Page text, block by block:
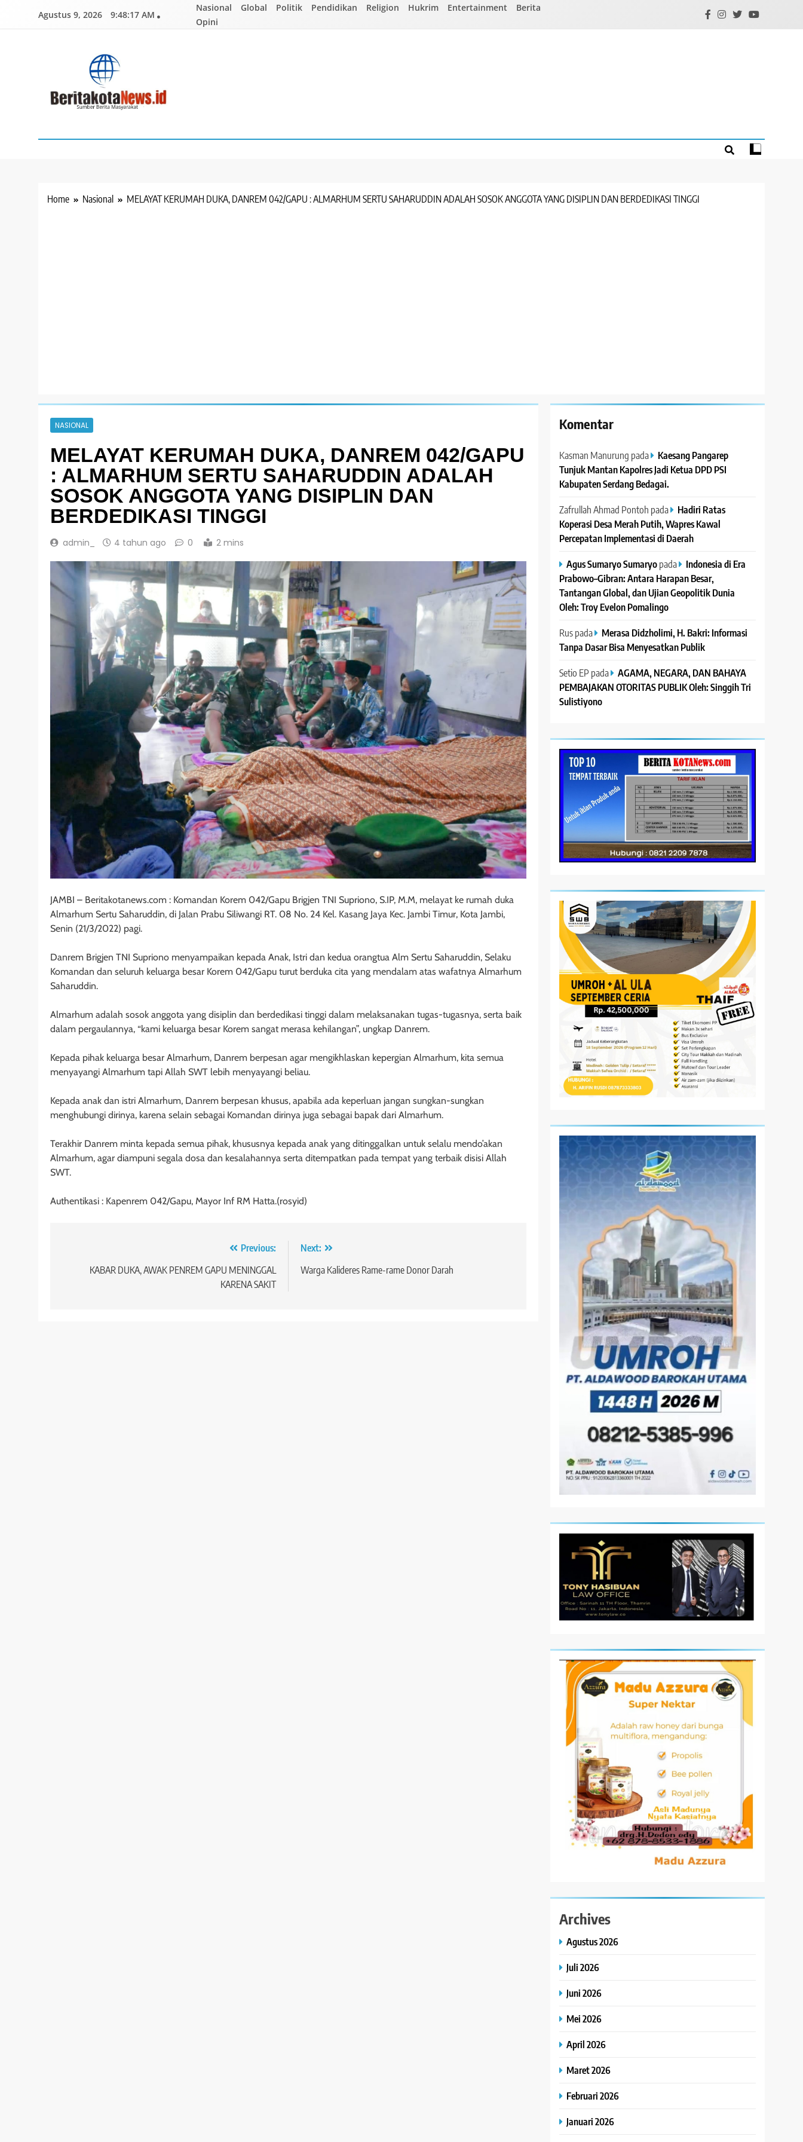
Agustus 9, 2026 9:48:18 AM
Nasional Global Politik Pendidikan Religion Hukrim Entertainment
Berita
Opini
Home Nasional MELAYAT KERUMAH DUKA, DANREM 042/GAPU : ALMARHUM SERTU SAHARUDDIN ADALAH SOSOK ANGGOTA YANG DISIPLIN DAN BERDEDIKASI TINGGI
NASIONAL
MELAYAT KERUMAH DUKA, DANREM 042/GAPU
: ALMARHUM SERTU SAHARUDDIN ADALAH
SOSOK ANGGOTA YANG DISIPLIN DAN
BERDEDIKASI TINGGI
admin_ 4 tahun ago 0 2 mins
JAMBI – Beritakotanews.com : Komandan Korem 042/Gapu Brigjen TNI Supriono, S.IP, M.M, melayat ke rumah duka
Almarhum Sertu Saharuddin, di Jalan Prabu Siliwangi RT. 08 No. 24 Kel. Kasang Jaya Kec. Jambi Timur, Kota Jambi,
Senin (21/3/2022) pagi.
Danrem Brigjen TNI Supriono menyampaikan kepada Anak, Istri dan kedua orangtua Alm Sertu Saharuddin, Selaku
Komandan dan seluruh keluarga besar Korem 042/Gapu turut berduka cita yang mendalam atas wafatnya Almarhum
Saharuddin.
Almarhum adalah sosok anggota yang disiplin dan berdedikasi tinggi dalam melaksanakan tugas-tugasnya, serta baik
dalam pergaulannya, “kami keluarga besar Korem sangat merasa kehilangan”, ungkap Danrem.
Kepada pihak keluarga besar Almarhum, Danrem berpesan agar mengikhlaskan kepergian Almarhum, kita semua
menyayangi Almarhum tapi Allah SWT lebih menyayangi beliau.
Kepada anak dan istri Almarhum, Danrem berpesan khusus, apabila ada keperluan jangan sungkan-sungkan
menghubungi dirinya, karena selain sebagai Komandan dirinya juga sebagai bapak dari Almarhum.
Terakhir Danrem minta kepada semua pihak, khususnya kepada anak yang ditinggalkan untuk selalu mendo’akan
Almarhum, agar diampuni segala dosa dan kesalahannya serta ditempatkan pada tempat yang terbaik disisi Allah
SWT.
Authentikasi : Kapenrem 042/Gapu, Mayor Inf RM Hatta.(rosyid)
Previous:
KABAR DUKA, AWAK PENREM GAPU MENINGGAL
KARENA SAKIT
Next:
Warga Kalideres Rame-rame Donor Darah
Komentar
Kasman Manurung pada
Kaesang Pangarep
Tunjuk Mantan Kapolres Jadi Ketua DPD PSI
Kabupaten Serdang Bedagai. ‎ ‎
Zafrullah Ahmad Pontoh pada
Hadiri Ratas
Koperasi Desa Merah Putih, Wapres Kawal
Percepatan Implementasi di Daerah
Agus Sumaryo Sumaryopada
Indonesia di Era
Prabowo–Gibran: Antara Harapan Besar,
Tantangan Global, dan Ujian Geopolitik Dunia
Oleh: Troy Evelon Pomalingo
Ruspada
Merasa Didzholimi, H. Bakri: Informasi
Tanpa Dasar Bisa Menyesatkan Publik
Setio EP pada AGAMA, NEGARA, DAN BAHAYA
PEMBAJAKAN OTORITAS PUBLIK Oleh: Singgih Tri
Sulistiyono
Archives
Agustus 2026
Juli 2026
Juni 2026
Mei 2026
April 2026
Maret 2026
Februari 2026
Januari 2026